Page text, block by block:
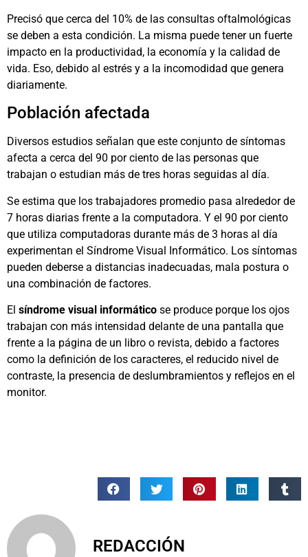
Precisó que cerca del 10% de las consultas oftalmológicas
se deben a esta condición. La misma puede tener un fuerte
impacto en la productividad, la economía y la calidad de
vida. Eso, debido al estrés y a la incomodidad que genera
diariamente.
Población afectada
Diversos estudios señalan que este conjunto de síntomas
afecta a cerca del 90 por ciento de las personas que
trabajan o estudian más de tres horas seguidas al día.
Se estima que los trabajadores promedio pasa alrededor de
7 horas diarias frente a la computadora. Y el 90 por ciento
que utiliza computadoras durante más de 3 horas al día
experimentan el Síndrome Visual Informático. Los síntomas
pueden deberse a distancias inadecuadas, mala postura o
una combinación de factores.
El síndrome visual informático se produce porque los ojos
trabajan con más intensidad delante de una pantalla que
frente a la página de un libro o revista, debido a factores
como la definición de los caracteres, el reducido nivel de
contraste, la presencia de deslumbramientos y reflejos en el
monitor.
REDACCIÓN